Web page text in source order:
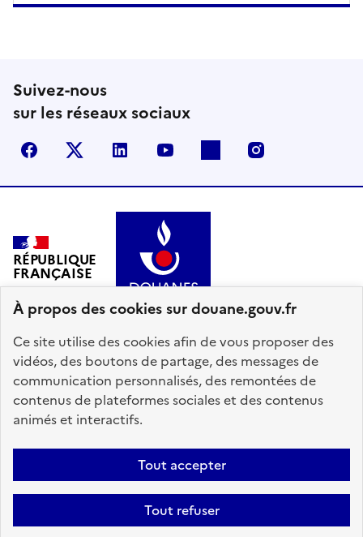
À propos des cookies sur douane.gouv.fr
Ce site utilise des cookies afin de vous proposer des
vidéos, des boutons de partage, des messages de
communication personnalisés, des remontées de
contenus de plateformes sociales et des contenus
animés et interactifs.
Tout accepter
Tout refuser
Suivez-nous
sur les réseaux sociaux
FacebookX (anciennement Twitter)
LinkedIn Flickr
RÉPUBLIQUE
FRANÇAISE
info.gouv.fr
service-public.gouv.fr
legifrance.gouv.fr
Accessibilité : partiellement conforme
Données personnelles
Gestion des cookies